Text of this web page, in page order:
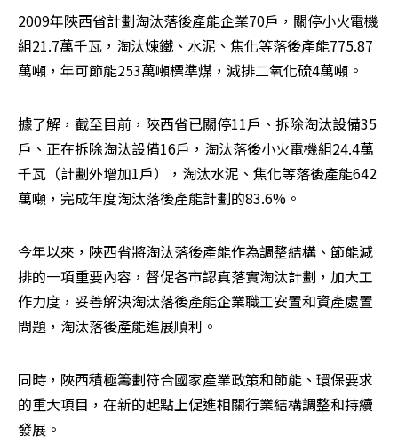
2009年陜西省計劃淘汰落後產能企業70戶，關停小火電機
組21.7萬千瓦，淘汰煉鐵、水泥、焦化等落後產能775.87
萬噸，年可節能253萬噸標準煤，減排二氧化硫4萬噸。
據了解，截至目前，陜西省已關停11戶、拆除淘汰設備35
戶、正在拆除淘汰設備16戶，淘汰落後小火電機組24.4萬
千瓦（計劃外增加1戶），淘汰水泥、焦化等落後產能642
萬噸，完成年度淘汰落後產能計劃的83.6%。
今年以來，陜西省將淘汰落後產能作為調整結構、節能減
排的一項重要內容，督促各市認真落實淘汰計劃，加大工
作力度，妥善解決淘汰落後產能企業職工安置和資產處置
問題，淘汰落後產能進展順利。
同時，陜西積極籌劃符合國家產業政策和節能、環保要求
的重大項目，在新的起點上促進相關行業結構調整和持續
發展。